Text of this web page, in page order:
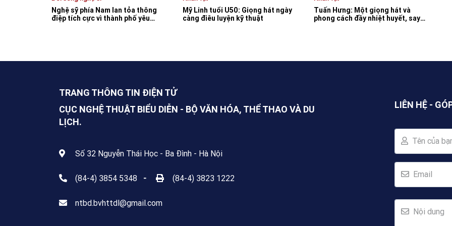
Nghệ sỹ phía Nam lan tỏa thông
điệp tích cực vì thành phố yêu
Mỹ Linh tuổi U50: Giọng hát ngày
càng điêu luyện kỹ thuật
Tuấn Hưng: Một giọng hát và
phong cách đầy nhiệt huyết, say
TRANG THÔNG TIN ĐIỆN TỬ
CỤC NGHỆ THUẬT BIỂU DIỄN - BỘ VĂN HÓA, THỂ THAO VÀ DU
LỊCH.
Số 32 Nguyễn Thái Học - Ba Đình - Hà Nội
(84-4) 3854 5348 - (84-4) 3823 1222
ntbd.bvhttdl@gmail.com
LIÊN HỆ -
Tên của
Email
Nội dung